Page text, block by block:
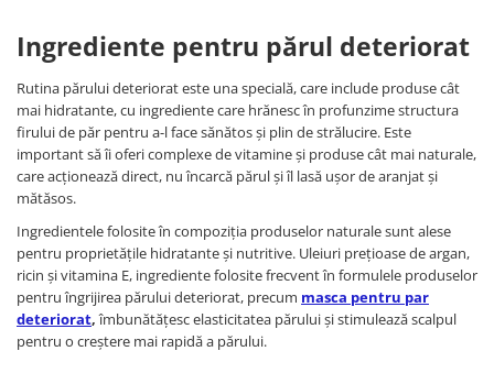
Ingrediente pentru părul deteriorat
Rutina părului deteriorat este una specială, care include produse cât
mai hidratante, cu ingrediente care hrănesc în profunzime structura
firului de păr pentru a-l face sănătos și plin de strălucire. Este
important să îi oferi complexe de vitamine și produse cât mai naturale,
care acționează direct, nu încarcă părul și îl lasă ușor de aranjat și
mătăsos.
Ingredientele folosite în compoziția produselor naturale sunt alese
pentru proprietățile hidratante și nutritive. Uleiuri prețioase de argan,
ricin și vitamina E, ingrediente folosite frecvent în formulele produselor
pentru îngrijirea părului deteriorat, precum masca pentru par
deteriorat,îmbunătățesc elasticitatea părului și stimulează scalpul
pentru o creștere mai rapidă a părului.